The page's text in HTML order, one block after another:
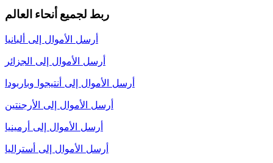
ربط لجميع أنحاء العالم
أرسل الأموال إلى ألبانيا
أرسل الأموال إلى الجزائر
أرسل الأموال إلى أنتيجوا وباربودا
أرسل الأموال إلى الأرجنتين
أرسل الأموال إلى أرمينيا
أرسل الأموال إلى أستراليا